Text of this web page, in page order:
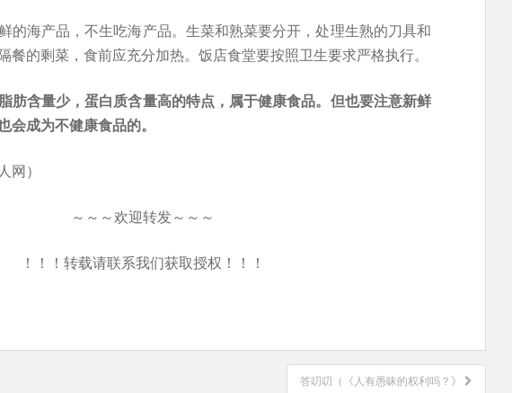
的海产品，不生吃海产品。生菜和熟菜要分开，处理生熟的刀具和
餐的剩菜，食前应充分加热。饭店食堂要按照卫生要求严格执行。
肪含量少，蛋白质含量高的特点，属于健康食品。但也要注意新鲜
会成为不健康食品的。
网）
～～～欢迎转发～～～
！！！转载请联系我们获取授权！！！
答叨叨（《人有愚昧的权利吗？》